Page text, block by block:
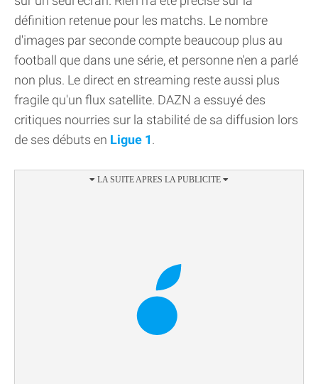
définition retenue pour les matchs. Le nombre
d'images par seconde compte beaucoup plus au
football que dans une série, et personne n'en a parlé
non plus. Le direct en streaming reste aussi plus
fragile qu'un flux satellite. DAZN a essuyé des
critiques nourries sur la stabilité de sa diffusion lors
de ses débuts en Ligue 1.